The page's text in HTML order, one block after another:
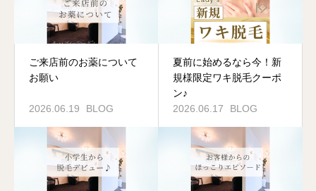
ご来店前のお薬について
お願い
2026.06.19 BLOG
夏前に始めるなら今！新
規様限定ワキ脱毛クーポ
ン♪
2026.06.17
BLOG